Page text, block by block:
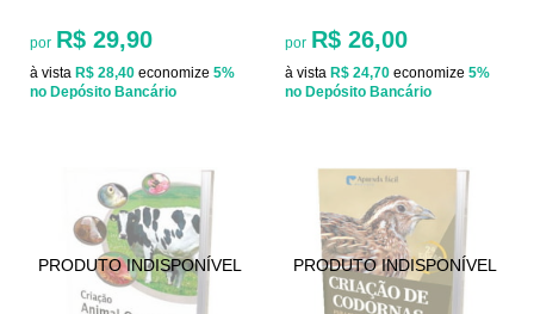
por R$ 29,90
à vista R$ 28,40 economize 5%
no Depósito Bancário
por R$ 26,00
à vista R$ 24,70 economize 5%
no Depósito Bancário